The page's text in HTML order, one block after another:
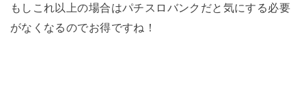
もしこれ以上の場合はパチスロバンクだと気にする必要
がなくなるのでお得ですね！